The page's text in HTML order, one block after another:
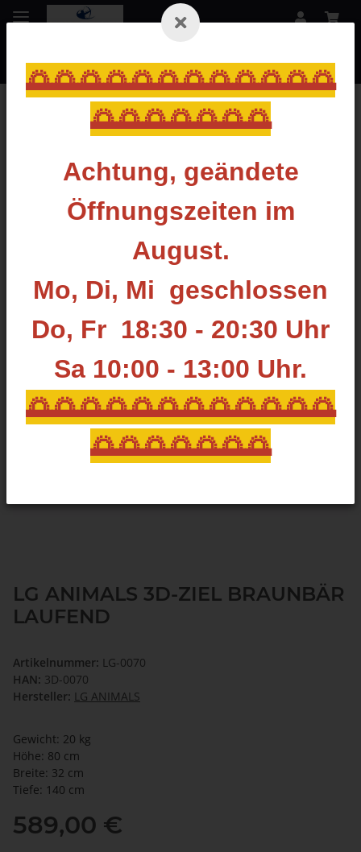
🌅🌅🌅🌅🌅🌅🌅🌅🌅🌅🌅🌅
🌅🌅🌅🌅🌅🌅🌅
Achtung, geändete
Öffnungszeiten im
August.
Mo, Di, Mi geschlossen
Do, Fr 18:30 - 20:30 Uhr
Sa 10:00 - 13:00 Uhr.
🌅🌅🌅🌅🌅🌅🌅🌅🌅🌅🌅🌅
🌅🌅🌅🌅🌅🌅🌅
Zurück zur Liste LG 3D Animals by Leitold
LG ANIMALS 3D-ZIEL BRAUNBÄR
LAUFEND
Artikelnummer: LG-0070
HAN: 3D-0070
Hersteller: LG ANIMALS
Gewicht: 20 kg
Höhe: 80 cm
Breite: 32 cm
Tiefe: 140 cm
589,00 €